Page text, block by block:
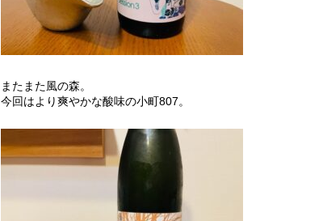
またまた風の森。
今回はより爽やかな酸味の小町807。